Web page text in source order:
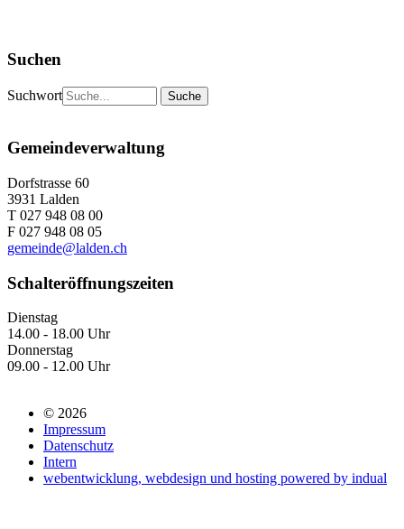
Suchen
Suchwort
Gemeindeverwaltung
Dorfstrasse 60
3931 Lalden
T 027 948 08 00
F 027 948 08 05
gemeinde@lalden.ch
Schalteröffnungszeiten
Dienstag
14.00 - 18.00 Uhr
Donnerstag
09.00 - 12.00 Uhr
© 2026
Impressum
Datenschutz
Intern
webentwicklung, webdesign und hosting powered by indual